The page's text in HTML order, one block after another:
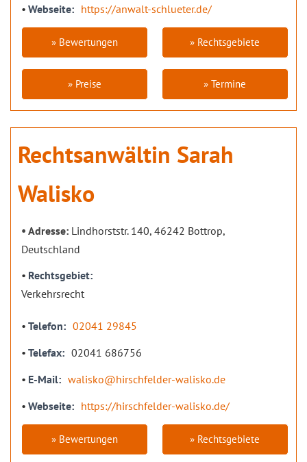
Webseite
https://anwalt-schlueter.de/
» Bewertungen » Rechtsgebiete
» Preise » Termine
Rechtsanwältin Sarah
Walisko
Adresse: Lindhorststr. 140, 46242 Bottrop,
Deutschland
Rechtsgebiet
Verkehrsrecht
Telefon
02041 29845
Telefax
02041 686756
E-Mail
walisko@hirschfelder-walisko.de
Webseite
https://hirschfelder-walisko.de/
» Bewertungen » Rechtsgebiete